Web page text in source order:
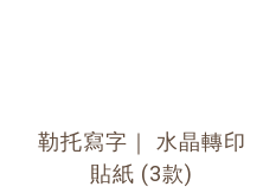
勒托寫字｜ 水晶轉印
貼紙 (3款)